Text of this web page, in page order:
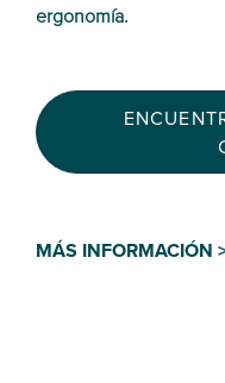
ergonomía.
MÁS INFORMACIÓN